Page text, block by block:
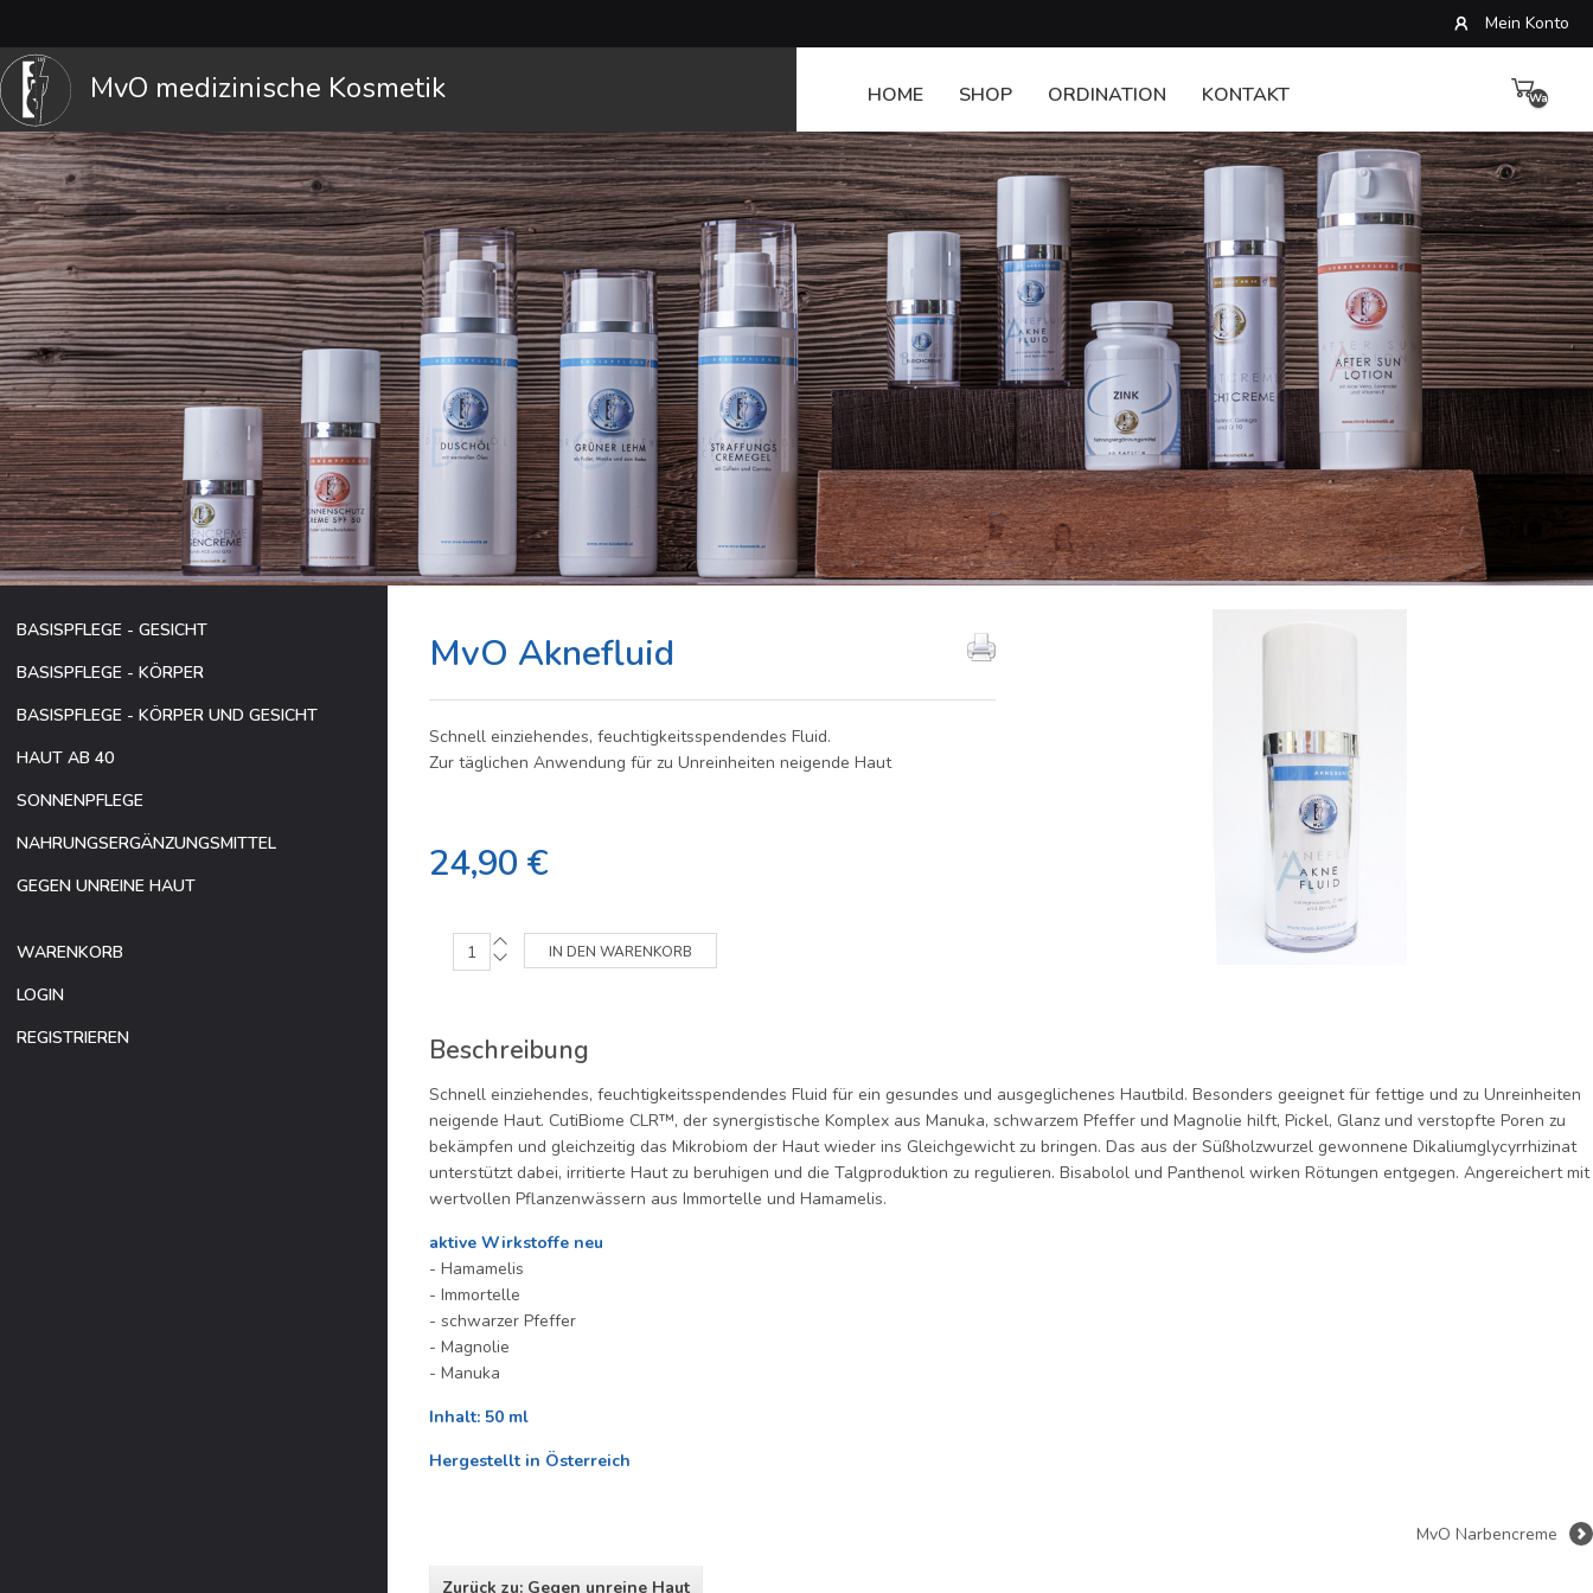
Mein Konto
MvO medizinische Kosmetik HOME SHOP ORDINATION KONTAKT
BASISPFLEGE - GESICHT
BASISPFLEGE - KÖRPER
BASISPFLEGE - KÖRPER UND GESICHT
HAUT AB 40
SONNENPFLEGE
NAHRUNGSERGÄNZUNGSMITTEL
GEGEN UNREINE HAUT
WARENKORB
LOGIN
REGISTRIEREN
MvO Aknefluid
Schnell einziehendes, feuchtigkeitsspendendes Fluid.
Zur täglichen Anwendung für zu Unreinheiten neigende Haut
24,90 €
Beschreibung
Schnell einziehendes, feuchtigkeitsspendendes Fluid für ein gesundes und ausgeglichenes Hautbild. Besonders geeignet für fettige und zu Unreinheiten
neigende Haut. CutiBiome CLR™, der synergistische Komplex aus Manuka, schwarzem Pfeffer und Magnolie hilft, Pickel, Glanz und verstopfte Poren zu
bekämpfen und gleichzeitig das Mikrobiom der Haut wieder ins Gleichgewicht zu bringen. Das aus der Süßholzwurzel gewonnene Dikaliumglycyrrhizinat
unterstützt dabei, irritierte Haut zu beruhigen und die Talgproduktion zu regulieren. Bisabolol und Panthenol wirken Rötungen entgegen. Angereichert mit
wertvollen Pflanzenwässern aus Immortelle und Hamamelis.
aktive Wirkstoffe neu
- Hamamelis
- Immortelle
- schwarzer Pfeffer
- Magnolie
- Manuka
Inhalt: 50 ml
Hergestellt in Österreich
MvO Narbencreme
Zurück zu: Gegen unreine Haut